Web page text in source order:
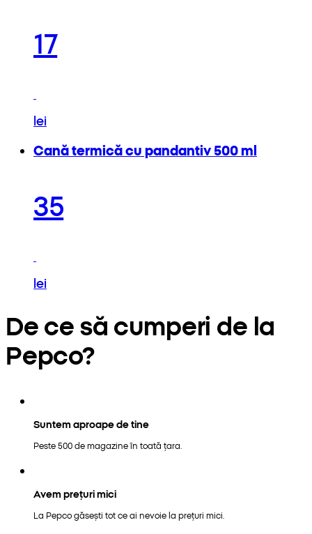
17
lei
Cană termică cu pandantiv 500 ml
35
lei
De ce să cumperi de la
Pepco?
Suntem aproape de tine
Peste 500 de magazine în toată țara.
Avem prețuri mici
La Pepco găsești tot ce ai nevoie la prețuri mici.